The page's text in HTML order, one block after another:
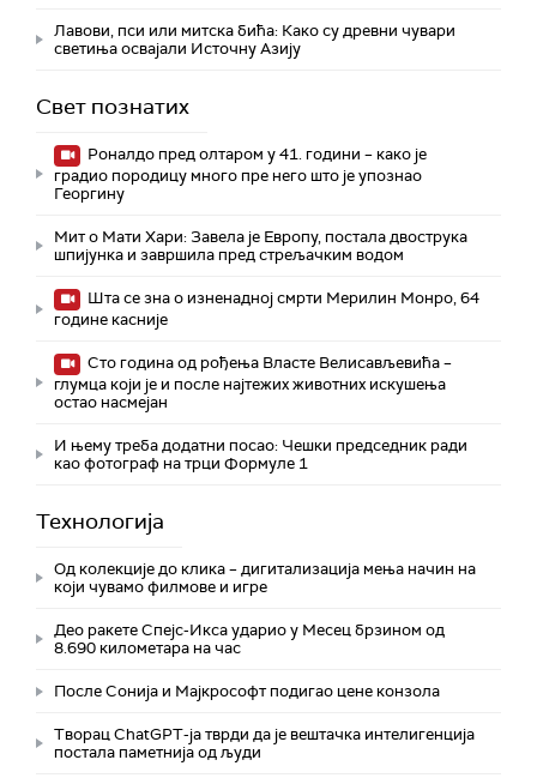
Лавови, пси или митска бића: Како су древни чувари
светиња освајали Источну Азију
Свет познатих
Роналдо пред олтаром у 41. години – како је
градио породицу много пре него што је упознао
Георгину
Мит о Мати Хари: Завела је Европу, постала двострука
шпијунка и завршила пред стрељачким водом
Шта се зна о изненадној смрти Мерилин Монро, 64
године касније
Сто година од рођења Власте Велисављевића –
глумца који је и после најтежих животних искушења
остао насмејан
И њему треба додатни посао: Чешки председник ради
као фотограф на трци Формуле 1
Технологијa
Од колекције до клика – дигитализација мења начин на
који чувамо филмове и игре
Део ракете Спејс-Икса ударио у Месец брзином од
8.690 километара на час
После Сонија и Мајкрософт подигао цене конзола
Творац ChatGPT-ја тврди да је вештачка интелигенција
постала паметнија од људи